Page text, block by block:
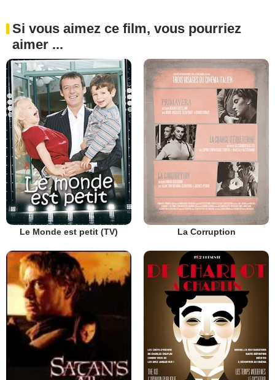
Si vous aimez ce film, vous pourriez
aimer ...
Le Monde est petit (TV) La Corruption